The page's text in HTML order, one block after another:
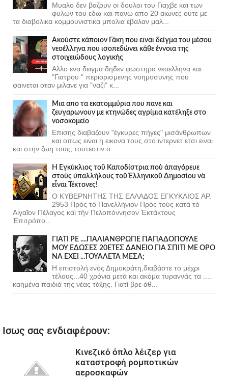
Μυαλο δεν βαζουν οι δουλοι του Γιαχβε και των
φυλων του εδω και πανω απο 20 αιωνες ουτε με
τα διαβολικα κομμουνιστικα μπολια εβαλαν μαλ...
Ακούστε κάποιον Γάκη που ειναι δείγμα του μέσου
νεοέλληνα που ισοπεδώνει κάθε έννοια της
στοιχειώδους λογικής
Αλλο ενα δειγμα δηδεν φωστηρα νεοελληνα και
"Γιατρου " περιορισμενης νοημοσυνης που
φαινεται οταν μιλανε για "ναζι" κ...
Μια απο τα εκατομμύρια που πανε και
ζευγαρωνουν με κτηνώδες αγρίμια κατέληξε στο
νοσοκομείο
Επισης διαβαζουν "έγκυρες πήγες" μισάνθρωπων
και οπως ειναι η εικονα τους στο ιντερνετ ετσι ειναι
και στην ζωη τους, τουτεστιν ο...
Ἡ Ἐγκύκλιος τοῦ Καποδίστρια ποὺ ἀπαγόρευε
στοὺς ὑπαλλήλους τοῦ Ἑλληνικοῦ Δημοσίου νὰ
εἶναι Τέκτονες!
Ο ΚΥΒΕΡΝΗΤΗΣ ΤΗΣ ΕΛΛΑΔΟΣ ΕΓΚΥΚΛΙΟΣ ΑΡ.
2953 Πρὸς τὸ Πανελλήνιον Πρὸς τοὺς κατὰ τὸ
Αἰγαῖον Πέλαγος καὶ τὴν Πελοπόννησον Ἐκτάκτους
Ἐπιτρόπο...
ΓΙΑΤΙ ΡΕ ....ΠΑΛΙΑΝΘΡΩΠΕ ΠΑΠΑΔΟΠΟΥΛΕ
ΜΟΥ ΕΔΩΣΕΣ 20ΕΤΕΣ ΔΑΝΕΙΟ ΓΙΑ ΣΠΙΤΙ ΜΕ ΟΡΟ
ΝΑ ΕΧΕΙ ...ΤΟΥΑΛΕΤΑ ΜΕΣΑ;
Η επιστολή ενός Δημοκράτη,διαβάστε το μέχρι
τέλους...40 χρόνια μετά και ακόμα τυραννάς τα ....
καημένα παιδιά της νέας τάξης. Γιατί βρε άθ...